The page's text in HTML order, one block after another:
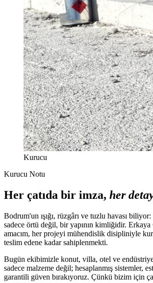
Kurucu
Kurucu Notu
Her çatıda bir imza, her
Bodrum'un ışığı, rüzgârı ve tuzlu havası
sadece örtü değil, bir yapının kimliğidir. Erkaya
amacım, her projeyi mühendislik disipliniyle
teslim edene kadar sahiplenmekti.
Bugün ekibimizle konut, villa, otel ve
sadece malzeme değil; hesaplanmış sistemler,
garantili güven bırakıyoruz. Çünkü bizim için